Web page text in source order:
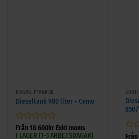
BRÄNSLETANKAR
Dieseltank 980 liter – Cemo
Betygsatt
0
Från18 600kr Exkl moms
I LAGER (1-3 ARBETSDAGAR)
850/